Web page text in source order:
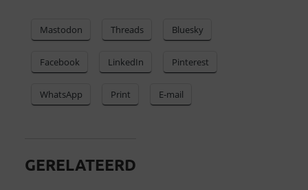
Mastodon Threads Bluesky
Facebook LinkedIn Pinterest
WhatsApp Print E-mail
GERELATEERD